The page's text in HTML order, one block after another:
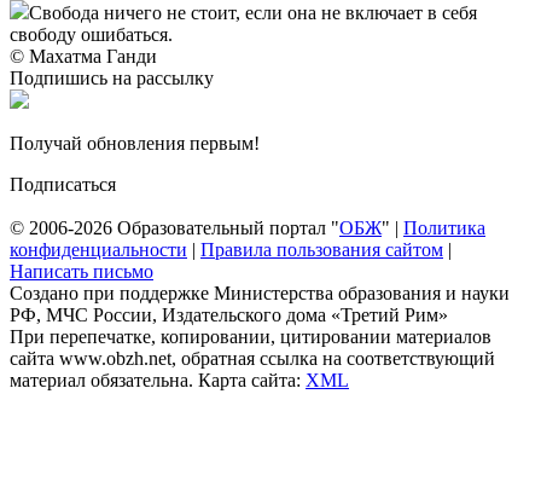
Свобода ничего не стоит, если она не включает в себя
свободу ошибаться.
© Махатма Ганди
Подпишись на рассылку
Получай обновления первым!
Подписаться
© 2006-2026 Образовательный портал "ОБЖ" | Политика
конфиденциальности | Правила пользования сайтом |
Написать письмо
Создано при поддержке Министерства образования и науки
РФ, МЧС России, Издательского дома «Третий Рим»
При перепечатке, копировании, цитировании материалов
сайта www.obzh.net, обратная ссылка на соответствующий
материал обязательна. Карта сайта: XML